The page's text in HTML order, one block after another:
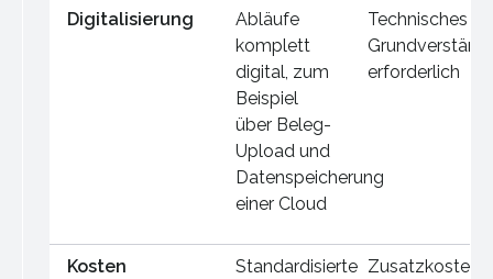
Digitalisierung
Abläufe
komplett
digital, zum
Beispiel
über Beleg-
Upload und
Datenspeicherung
einer Cloud
Technisches
erforderlich
Kosten
Standardisierte Zusatzkosten